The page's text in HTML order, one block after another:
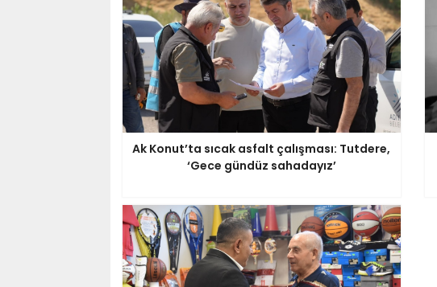
Ak Konut’ta sıcak asfalt çalışması: Tutdere,
‘Gece gündüz sahadayız’